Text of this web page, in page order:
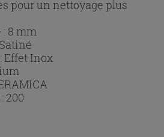
pour un nettoyage plus
8 mm
Satiné
Effet Inox
200